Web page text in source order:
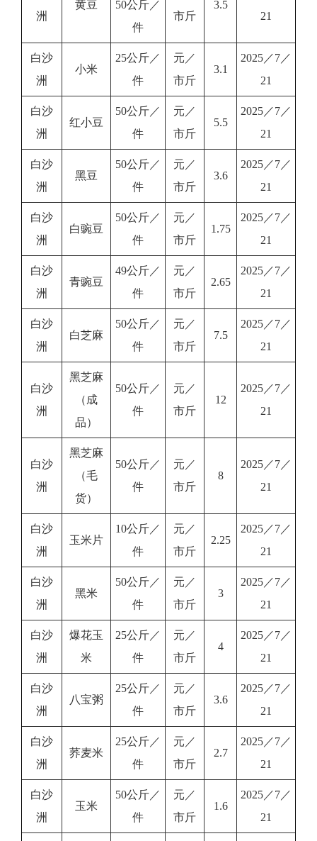
洲
黄豆
50公斤／
件
市斤
3.5
21
白沙
洲
小米
25公斤／
件
元／
市斤
3.1
2025／7／
21
白沙
洲
红小豆
50公斤／
件
元／
市斤
5.5
2025／7／
21
白沙
洲
黑豆
50公斤／
件
元／
市斤
3.6
2025／7／
21
白沙
洲
白豌豆
50公斤／
件
元／
市斤
1.75
2025／7／
21
白沙
洲
青豌豆
49公斤／
件
元／
市斤
2.65
2025／7／
21
白沙
洲
白芝麻
50公斤／
件
元／
市斤
7.5
2025／7／
21
白沙
洲
黑芝麻
（成
品）
50公斤／
件
元／
市斤
12
2025／7／
21
白沙
洲
黑芝麻
（毛
货）
50公斤／
件
元／
市斤
8
2025／7／
21
白沙
洲
玉米片
10公斤／
件
元／
市斤
2.25
2025／7／
21
白沙
洲
黑米
50公斤／
件
元／
市斤
3
2025／7／
21
白沙
洲
爆花玉
米
25公斤／
件
元／
市斤
4
2025／7／
21
白沙
洲
八宝粥
25公斤／
件
元／
市斤
3.6
2025／7／
21
白沙
洲
荞麦米
25公斤／
件
元／
市斤
2.7
2025／7／
21
白沙
洲
玉米
50公斤／
件
元／
市斤
1.6
2025／7／
21